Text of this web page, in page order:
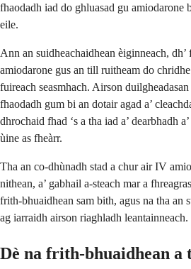
fhaodadh iad do ghluasad gu amiodarone
eile.
Ann an suidheachaidhean èiginneach,
amiodarone gus an till ruitheam do
fuireach seasmhach. Airson
fhaodadh gum bi an dotair agad a’
dhrochaid fhad ‘s a tha iad a’ dearbhadh
ùine as fheàrr.
Tha an co-dhùnadh stad a chur air IV
nithean, a’ gabhail a-steach mar a
frith-bhuaidhean sam bith, agus na tha an
ag iarraidh airson riaghladh leantainneach.
Dè na frith-bhuaidhean a